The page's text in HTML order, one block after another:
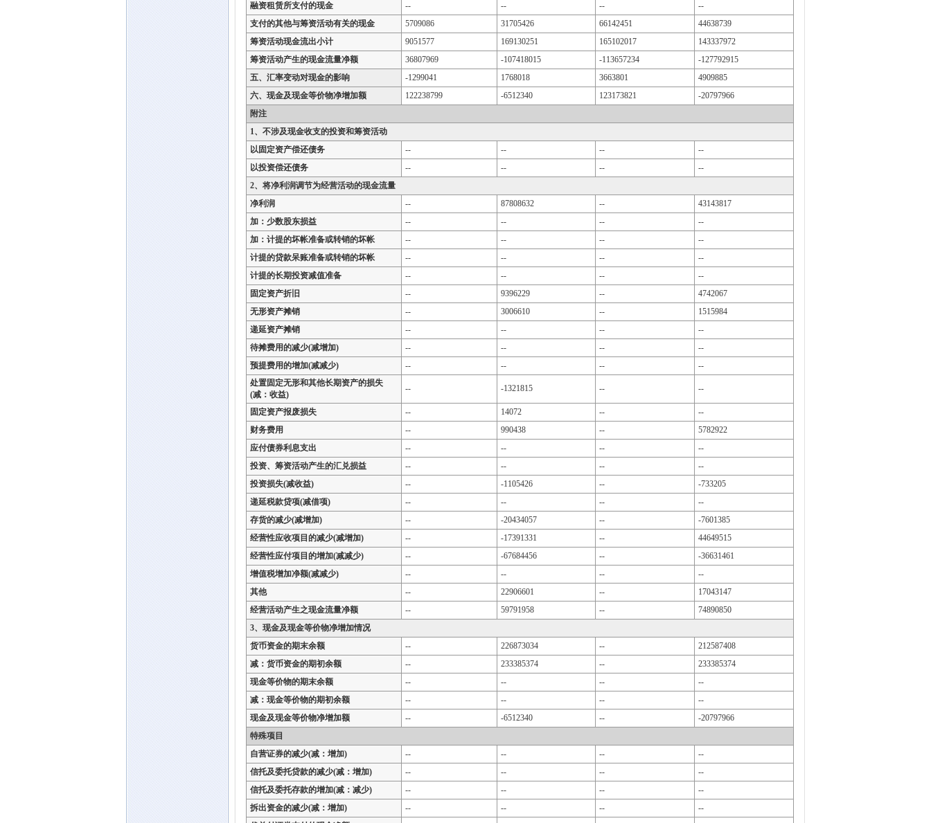
融资租赁所支付的现金
-- -- --
--
支付的其他与筹资活动有关的现金
5709086 31705426 66142451
44638739
筹资活动现金流出小计
9051577 169130251 165102017
143337972
筹资活动产生的现金流量净额
36807969 -107418015 -113657234
-127792915
五、汇率变动对现金的影响
-1299041 1768018 3663801
4909885
六、现金及现金等价物净增加额
122238799 -6512340 123173821
-20797966
附注
1、不涉及现金收支的投资和筹资活动
以固定资产偿还债务
-- -- --
--
以投资偿还债务
-- -- --
--
2、将净利润调节为经营活动的现金流量
净利润
-- 87808632 --
43143817
加：少数股东损益
-- -- --
--
加：计提的坏帐准备或转销的坏帐
-- -- --
--
计提的贷款呆账准备或转销的坏帐
-- -- --
--
计提的长期投资减值准备
-- -- --
--
固定资产折旧
-- 9396229 --
4742067
无形资产摊销
-- 3006610 --
1515984
递延资产摊销
-- -- --
--
待摊费用的减少(减增加)
-- -- --
--
预提费用的增加(减减少)
-- -- --
--
处置固定无形和其他长期资产的损失
(减：收益)
-- -1321815 -- --
固定资产报废损失 -- 14072 --
--
财务费用
-- 990438 --
5782922
应付债券利息支出
-- -- --
--
投资、筹资活动产生的汇兑损益
-- -- --
--
投资损失(减收益)
-- -1105426 --
-733205
递延税款贷项(减借项)
-- -- --
--
存货的减少(减增加)
-- -20434057 --
-7601385
经营性应收项目的减少(减增加)
-- -17391331 --
44649515
经营性应付项目的增加(减减少)
-- -67684456 --
-36631461
增值税增加净额(减减少)
-- -- --
--
其他
-- 22906601 --
17043147
经营活动产生之现金流量净额
-- 59791958 --
74890850
3、现金及现金等价物净增加情况
货币资金的期末余额
-- 226873034 --
212587408
减：货币资金的期初余额
-- 233385374 --
233385374
现金等价物的期末余额
-- -- --
--
减：现金等价物的期初余额
-- -- --
--
现金及现金等价物净增加额
-- -6512340 --
-20797966
特殊项目
自营证券的减少(减：增加)
-- -- --
--
信托及委托贷款的减少(减：增加)
-- -- --
--
信托及委托存款的增加(减：减少)
-- -- --
--
拆出资金的减少(减：增加)
-- -- --
--